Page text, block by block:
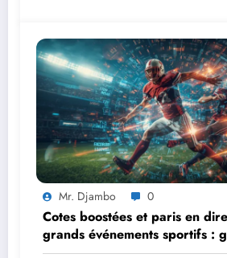
Mr. Djambo 0
Cotes boostées et paris en
grands événements sportifs :